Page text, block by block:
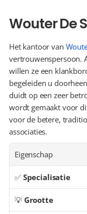
Wouter De
Het kantoor van
vertrouwenspersoon.
willen ze een
begeleiden u
duidt op een zeer
wordt gemaakt voor
voor de betere,
associaties.
Eigenschap
✅ Specialisatie
💡 Grootte